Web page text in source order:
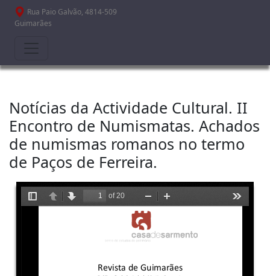
Passar para o conteúdo principal
Rua Paio Galvão, 4814-509
Guimarães
Notícias da Actividade Cultural. II
Encontro de Numismatas. Achados
de numismas romanos no termo
de Paços de Ferreira.